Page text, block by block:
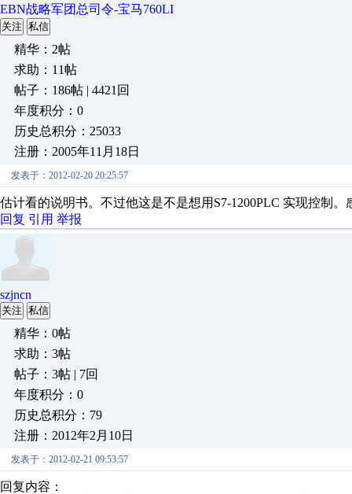
EBN战略军团总司令-宝马760LI
关注 私信
精华：2帖
求助：11帖
帖子：186帖 | 4421回
年度积分：0
历史总积分：25033
注册：2005年11月18日
发表于：2012-02-20 20:25:57
估计看的说明书。不过他这是不是想用S7-1200PLC 实现控制。
回复 引用 举报
szjncn
关注 私信
精华：0帖
求助：3帖
帖子：3帖 | 7回
年度积分：0
历史总积分：79
注册：2012年2月10日
发表于：2012-02-21 09:53:57
回复内容：